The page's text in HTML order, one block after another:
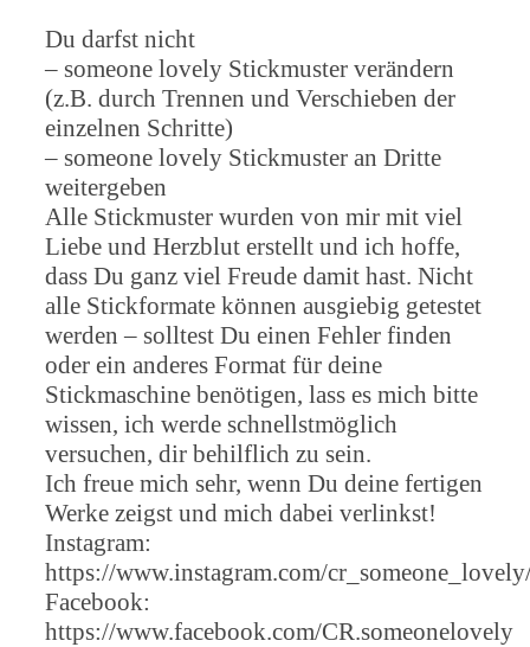
Du darfst nicht
– someone lovely Stickmuster verändern
(z.B. durch Trennen und Verschieben der
einzelnen Schritte)
– someone lovely Stickmuster an Dritte
weitergeben
Alle Stickmuster wurden von mir mit viel
Liebe und Herzblut erstellt und ich hoffe,
dass Du ganz viel Freude damit hast. Nicht
alle Stickformate können ausgiebig getestet
werden – solltest Du einen Fehler finden
oder ein anderes Format für deine
Stickmaschine benötigen, lass es mich bitte
wissen, ich werde schnellstmöglich
versuchen, dir behilflich zu sein.
Ich freue mich sehr, wenn Du deine fertigen
Werke zeigst und mich dabei verlinkst!
Instagram:
https://www.instagram.com/
Facebook:
https://www.facebook.com/CR.someonelovely